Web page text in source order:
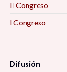
II Congreso
I Congreso
Difusión